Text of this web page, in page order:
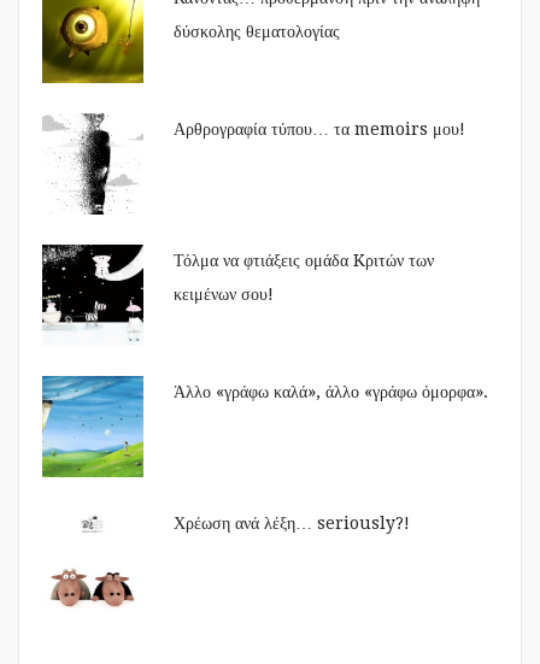
δύσκολης θεματολογίας
Αρθρογραφία τύπου… τα memoirs μου!
Τόλμα να φτιάξεις ομάδα Kριτών των
κειμένων σου!
Άλλο «γράφω καλά», άλλο «γράφω όμορφα».
Χρέωση ανά λέξη… seriously?!